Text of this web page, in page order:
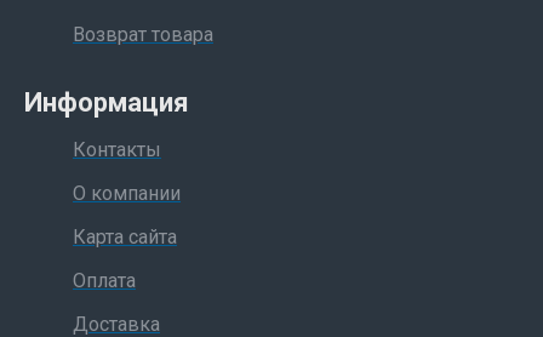
Возврат товара
Информация
Контакты
О компании
Карта сайта
Оплата
Доставка